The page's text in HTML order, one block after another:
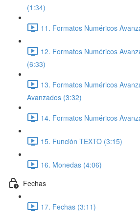
(1:34)
11. Formatos Numéricos
12. Formatos Numéricos
(6:33)
13. Formatos Numéricos
Avanzados (3:32)
14. Formatos Numéricos
15. Función TEXTO (3:15)
16. Monedas (4:06)
Fechas
17. Fechas (3:11)